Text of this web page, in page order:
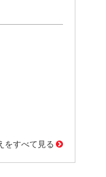
をすべて見る